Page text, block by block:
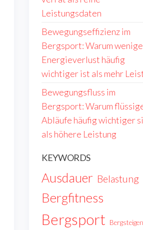
Leistungsdaten
Bewegungseffizienz im
Bergsport: Warum
Energieverlust häufig
wichtiger ist als mehr
Bewegungsfluss im
Bergsport: Warum
Abläufe häufig wichtiger
als höhere Leistung
KEYWORDS
Ausdauer Belastung
Bergfitness
Bergsport Bergsteigen